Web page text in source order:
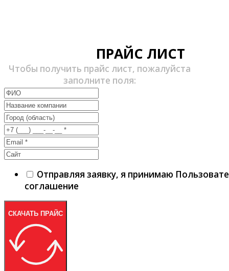
ПРАЙС ЛИСТ
Чтобы получить прайс лист, пожалуйста
заполните поля:
Отправляя заявку, я принимаю
соглашение
СКАЧАТЬ ПРАЙС